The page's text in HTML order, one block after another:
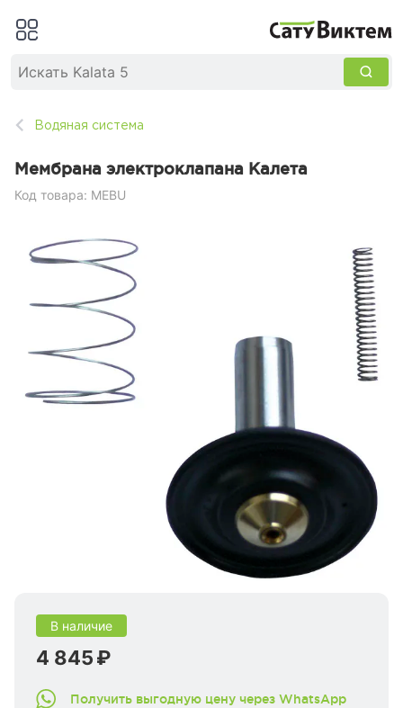
Водяная система
Мембрана электроклапана Калета
Код товара: MEBU
В наличие
4 845 ₽
Получить выгодную цену через WhatsApp